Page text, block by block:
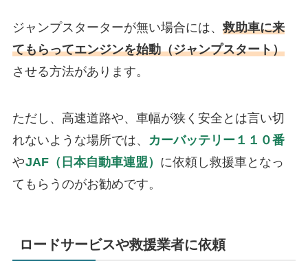
ジャンプスターターが無い場合には、救助車に来
てもらってエンジンを始動（ジャンプスタート）
させる方法があります。
ただし、高速道路や、車幅が狭く安全とは言い切
れないような場所では、
カーバッテリー１１０番
やJAF（日本自動車連盟） に依頼し救援車となっ
てもらうのがお勧めです。
ロードサービスや救援業者に依頼